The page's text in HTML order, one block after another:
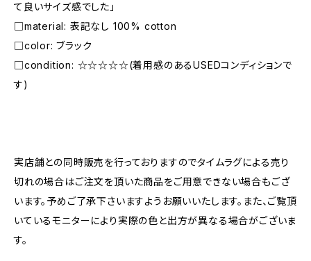
て良いサイズ感でした」
□material: 表記なし 100% cotton
□color: ブラック
□condition: ☆☆☆☆☆(着用感のあるUSEDコンディションで
す)
実店舗との同時販売を行っておりますのでタイムラグによる売り
切れの場合はご注文を頂いた商品をご用意できない場合もござ
います。予めご了承下さいますようお願いいたします。また、ご覧頂
いているモニターにより実際の色と出方が異なる場合がございま
す。